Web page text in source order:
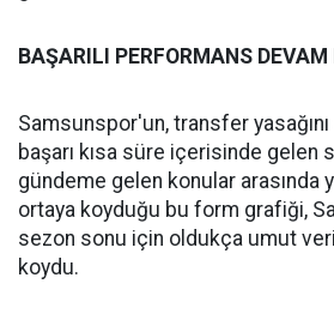
BAŞARILI PERFORMANS DEVAM
Samsunspor'un, transfer
başarı kısa süre içerisinde gelen
gündeme gelen konular arasında
ortaya koyduğu bu form grafiği,
sezon sonu için oldukça umut
koydu.